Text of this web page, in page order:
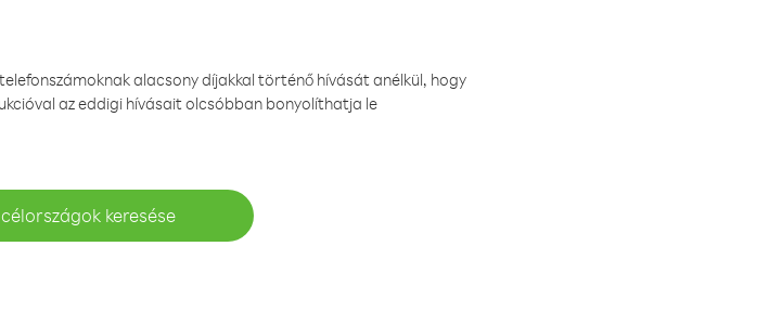
alacsony díjakkal történő hívását anélkül, hogy
az eddigi hívásait olcsóbban bonyolíthatja le
keresése